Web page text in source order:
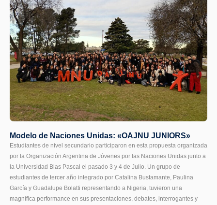
Modelo de Naciones Unidas: «OAJNU JUNIORS»
Estudiantes de nivel secundario participaron en esta propuesta organizada
por la Organización Argentina de Jóvenes por las Naciones Unidas junto a
la Universidad Blas Pascal el pasado 3 y 4 de Julio. Un grupo de
estudiantes de tercer año integrado por Catalina Bustamante, Paulina
García y Guadalupe Bolatti representando a Nigeria, tuvieron una
magnífica performance en sus presentaciones, debates, interrogantes y